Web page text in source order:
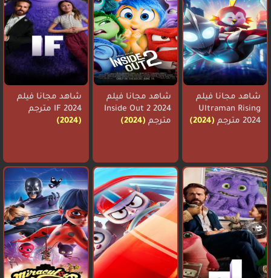
شاهد مجانا فيلم
Ultraman Rising
2024 مترجم
(2024)
شاهد مجانا فيلم
Inside Out 2 2024
مترجم (2024)
شاهد مجانا فيلم
IF 2024 مترجم
(2024)